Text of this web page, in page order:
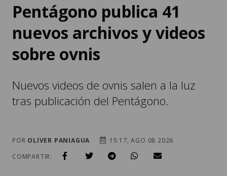
Pentágono publica 41
nuevos archivos y videos
sobre ovnis
Nuevos videos de ovnis salen a la luz
tras publicación del Pentágono.
POR OLIVER PANIAGUA
15:17, AGO 08 2026
COMPARTIR: